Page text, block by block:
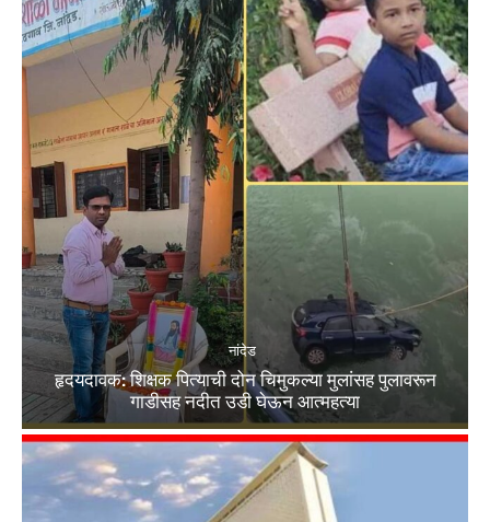
नांदेड
हृदयदावक: शिक्षक पित्याची दोन चिमुकल्या मुलांसह पुलावरून
गाडीसह नदीत उडी घेऊन आत्महत्या